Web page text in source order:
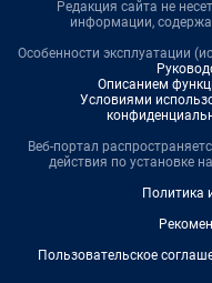
Редакция сайта не
информации,
Особенности эксплуатации
Описанием
Условиями
Веб-портал
действия по установке
Политика
Пользовательское